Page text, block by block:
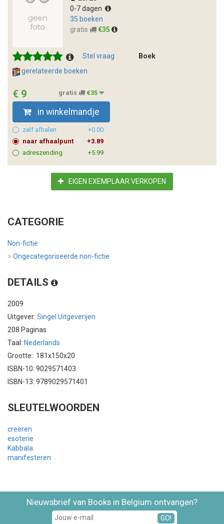
0-7 dagen
35 boeken
gratis
€35
Stel vraag
Boek
gerelateerde boeken
€ 9 gratis €35
in winkelmandje
zelf afhalen
+0.00
naar afhaalpunt
+3.89
adreszending
+5.99
EIGEN EXEMPLAAR VERKOPEN
CATEGORIE
Non-fictie
> Ongecategoriseerde non-fictie
DETAILS
2009
Uitgever: Singel Uitgeverijen
208 Paginas
Taal: Nederlands
Grootte: 181x150x20
ISBN-10: 9029571403
ISBN-13: 9789029571401
SLEUTELWOORDEN
creëren
esoterie
Kabbala
manifesteren
Nieuwsbrief van Books in Belgium ontvangen?
GO!